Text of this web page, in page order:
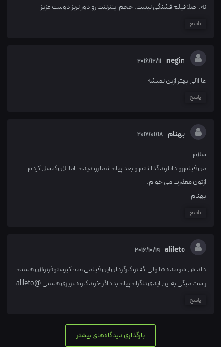
نه. اصلا فیلم قشنگی نیست. حجم اینترنتت رو دور نریز دوست عزیز
پاسخ
negin
2016/12/11
عاااآلی بهتر ازین نمیشه
پاسخ
بهنام 2017/01/18
سلام
من فیلم رو دانلود گذاشتم و بعد پیام شما رو دیدم. اما الان کنسل کردم.
ازتون معذرت می خوام.
بهنام
پاسخ
alileto
2016/10/19
داداش شرمنده ها ولی اگه تو کارگردان این فیلمی منم کیرستوفرنولان هستم
راست میگی به این ایدی تلگرام پیام بده اگر خود کاوه عزیزی هستی @alileto
پاسخ
بارگذاری دیدگاه‌های بیشتر